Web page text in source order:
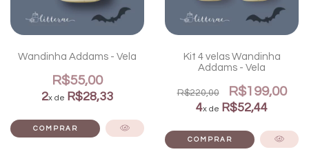
Wandinha Addams - Vela
R$55,00
2x de R$28,33
Kit 4 velas Wandinha
Addams - Vela
R$220,00 R$199,00
4x de R$52,44